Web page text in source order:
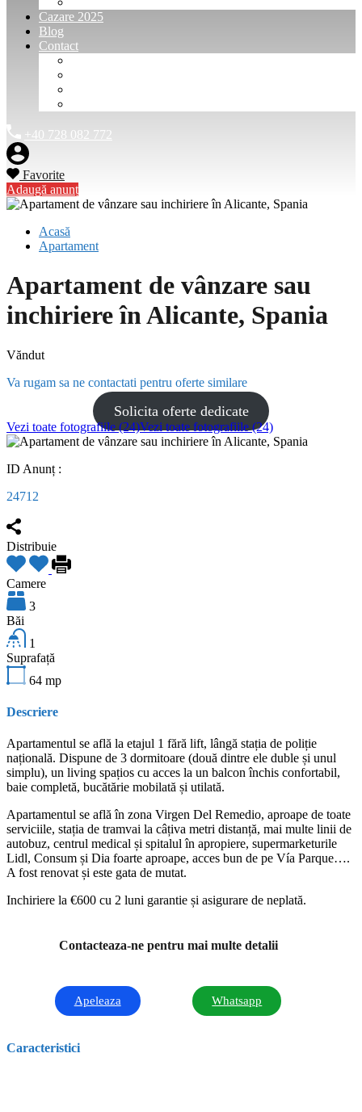
Cazare 2025
Blog
Contact
+40 728 082 772
Favorite
Adaugă anunț
Acasă
Apartament
Apartament de vânzare sau
inchiriere în Alicante, Spania
Văndut
Va rugam sa ne contactati pentru oferte similare
Solicita oferte dedicate
Vezi toate fotografiile (24)Vezi toate fotografiile (24)
ID Anunț :
24712
Distribuie
Camere
3
Băi
1
Suprafață
64 mp
Descriere
Apartamentul se află la etajul 1 fără lift, lângă stația de poliție
națională. Dispune de 3 dormitoare (două dintre ele duble și unul
simplu), un living spațios cu acces la un balcon închis confortabil,
baie completă, bucătărie mobilată și utilată.
Apartamentul se află în zona Virgen Del Remedio, aproape de toate
serviciile, stația de tramvai la câțiva metri distanță, mai multe linii de
autobuz, centrul medical și spitalul în apropiere, supermarketurile
Lidl, Consum și Dia foarte aproape, acces bun de pe Vía Parque….
A fost renovat și este gata de mutat.
Inchiriere la €600 cu 2 luni garantie și asigurare de neplată.
Contacteaza-ne pentru mai multe detalii
Apeleaza Whatsapp
Caracteristici